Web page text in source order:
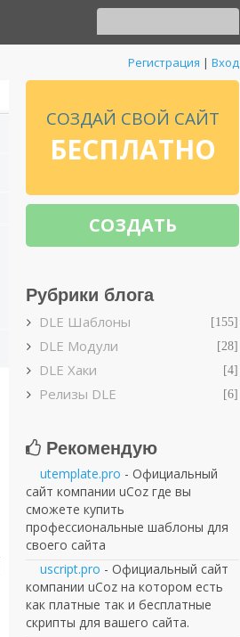
Регистрация | Вход
СОЗДАЙ СВОЙ САЙТ
БЕСПЛАТНО
СОЗДАТЬ
Рубрики блога
DLE Шаблоны [155]
DLE Модули [28]
DLE Хаки [4]
Релизы DLE [6]
Рекомендую
utemplate.pro - Официальный
сайт компании uCoz где вы
сможете купить
профессиональные шаблоны для
своего сайта
uscript.pro - Официальный сайт
компании uCoz на котором есть
как платные так и бесплатные
скрипты для вашего сайта.